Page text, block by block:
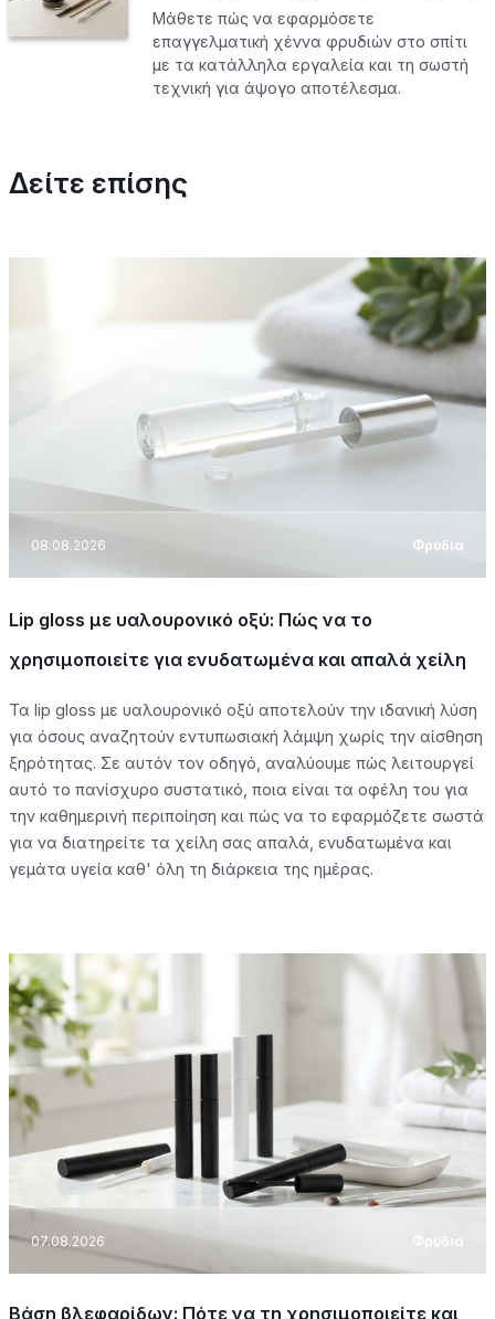
Μάθετε πώς να εφαρμόσετε
επαγγελματική χέννα φρυδιών στο σπίτι
με τα κατάλληλα εργαλεία και τη σωστή
τεχνική για άψογο αποτέλεσμα.
Δείτε επίσης
08.08.2026 Φρύδια
Lip gloss με υαλουρονικό οξύ: Πώς να το
χρησιμοποιείτε για ενυδατωμένα και απαλά χείλη
Τα lip gloss με υαλουρονικό οξύ αποτελούν την ιδανική λύση
για όσους αναζητούν εντυπωσιακή λάμψη χωρίς την αίσθηση
ξηρότητας. Σε αυτόν τον οδηγό, αναλύουμε πώς λειτουργεί
αυτό το πανίσχυρο συστατικό, ποια είναι τα οφέλη του για
την καθημερινή περιποίηση και πώς να το εφαρμόζετε σωστά
για να διατηρείτε τα χείλη σας απαλά, ενυδατωμένα και
γεμάτα υγεία καθ' όλη τη διάρκεια της ημέρας.
07.08.2026 Φρύδια
Βάση βλεφαρίδων: Πότε να τη χρησιμοποιείτε και